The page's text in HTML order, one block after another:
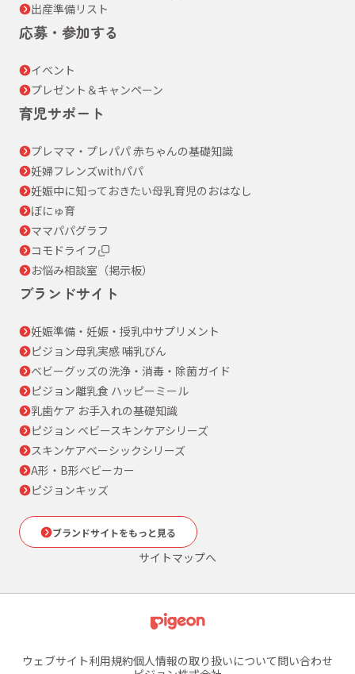
出産準備リスト
応募・参加する
イベント
プレゼント＆キャンペーン
育児サポート
プレママ・プレパパ 赤ちゃんの基礎知識
妊婦フレンズwithパパ
妊娠中に知っておきたい母乳育児のおはなし
ぼにゅ育
ママパパグラフ
コモドライフ
お悩み相談室（掲示板）
ブランドサイト
妊娠準備・妊娠・授乳中サプリメント
ピジョン母乳実感 哺乳びん
ベビーグッズの洗浄・消毒・除菌ガイド
ピジョン離乳食 ハッピーミール
乳歯ケア お手入れの基礎知識
ピジョン ベビースキンケアシリーズ
スキンケアベーシックシリーズ
A形・B形ベビーカー
ピジョンキッズ
ブランドサイトをもっと見る
サイトマップへ
ウェブサイト利用規約個人情報の取り扱いについて問い合わせ